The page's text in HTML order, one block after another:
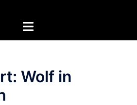
Menü
Wolf in